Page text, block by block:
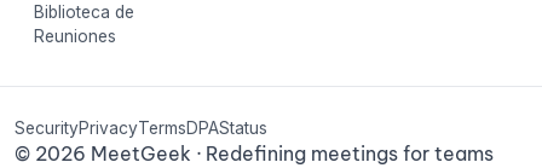
Biblioteca de
Reuniones
© 2026 MeetGeek · Redefining meetings for teams
SecurityPrivacyTermsDPAStatus